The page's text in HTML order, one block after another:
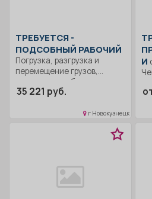
ТРЕБУЕТСЯ -
ПОДСОБНЫЙ РАБОЧИЙ
Погрузка, разгрузка и
перемещение грузов,
материалов, оборудования
Уборка территории...
35 221 руб.
г Новокузнецк
И